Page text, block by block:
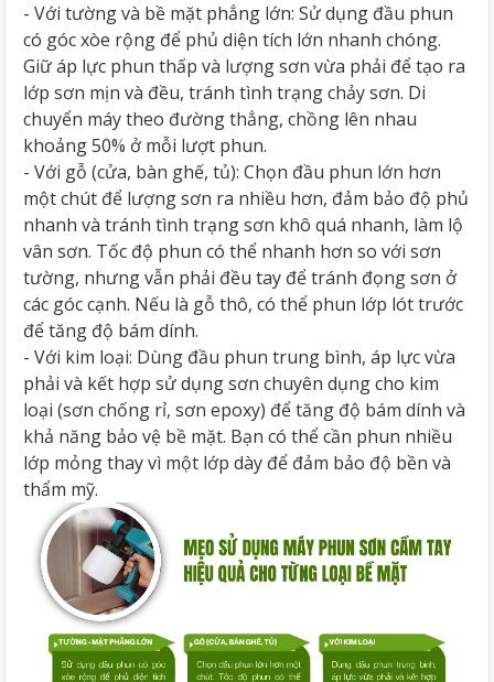
- Với tường và bề mặt phẳng lớn: Sử dụng đầu phun
có góc xòe rộng để phủ diện tích lớn nhanh chóng.
Giữ áp lực phun thấp và lượng sơn vừa phải để tạo ra
lớp sơn mịn và đều, tránh tình trạng chảy sơn. Di
chuyển máy theo đường thẳng, chồng lên nhau
khoảng 50% ở mỗi lượt phun.
- Với gỗ (cửa, bàn ghế, tủ): Chọn đầu phun lớn hơn
một chút để lượng sơn ra nhiều hơn, đảm bảo độ phủ
nhanh và tránh tình trạng sơn khô quá nhanh, làm lộ
vân sơn. Tốc độ phun có thể nhanh hơn so với sơn
tường, nhưng vẫn phải đều tay để tránh đọng sơn ở
các góc cạnh. Nếu là gỗ thô, có thể phun lớp lót trước
để tăng độ bám dính.
- Với kim loại: Dùng đầu phun trung bình, áp lực vừa
phải và kết hợp sử dụng sơn chuyên dụng cho kim
loại (sơn chống rỉ, sơn epoxy) để tăng độ bám dính và
khả năng bảo vệ bề mặt. Bạn có thể cần phun nhiều
lớp mỏng thay vì một lớp dày để đảm bảo độ bền và
thẩm mỹ.